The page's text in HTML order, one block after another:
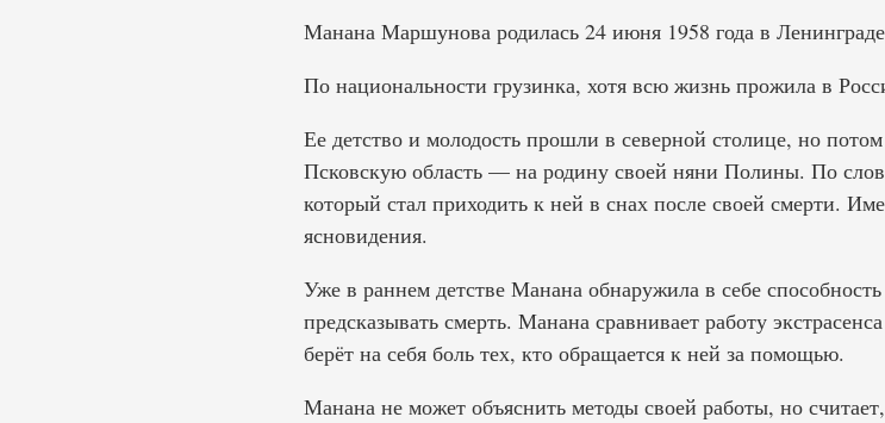
Манана Маршунова родилась 24 июня 1958 года в
По национальности грузинка, хотя всю жизнь прожила в
Ее детство и молодость прошли в северной столице, но
Псковскую область — на родину своей няни Полины. По
который стал приходить к ней в снах после своей смерти.
ясновидения.
Уже в раннем детстве Манана обнаружила в себе
предсказывать смерть. Манана сравнивает работу
берёт на себя боль тех, кто обращается к ней за помощью.
Манана не может объяснить методы своей работы, но